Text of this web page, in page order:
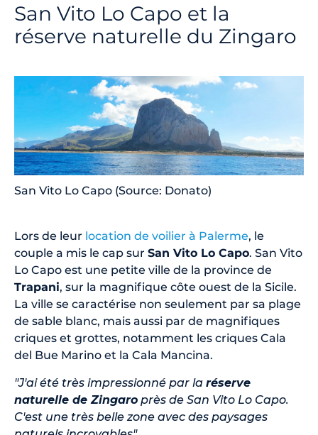
San Vito Lo Capo et la
réserve naturelle du Zingaro
San Vito Lo Capo (Source: Donato)
Lors de leur location de voilier à Palerme, le
couple a mis le cap sur San Vito Lo Capo. San Vito
Lo Capo est une petite ville de la province de
Trapani, sur la magnifique côte ouest de la Sicile.
La ville se caractérise non seulement par sa plage
de sable blanc, mais aussi par de magnifiques
criques et grottes, notamment les criques Cala
del Bue Marino et la Cala Mancina.
"J'ai été très impressionné par la réserve
naturelle de Zingaro près de San Vito Lo Capo.
C'est une très belle zone avec des paysages